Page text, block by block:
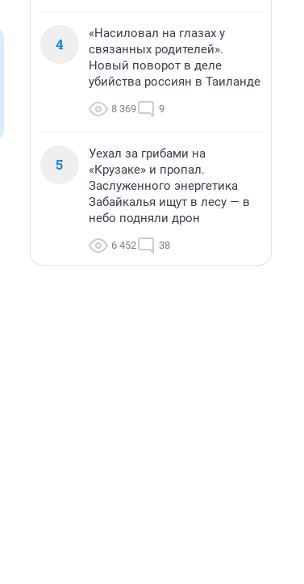
4
«Насиловал на глазах у
связанных родителей».
Новый поворот в деле
убийства россиян в Таиланде
8 369 9
5
Уехал за грибами на
«Крузаке» и пропал.
Заслуженного энергетика
Забайкалья ищут в лесу — в
небо подняли дрон
6 452 38